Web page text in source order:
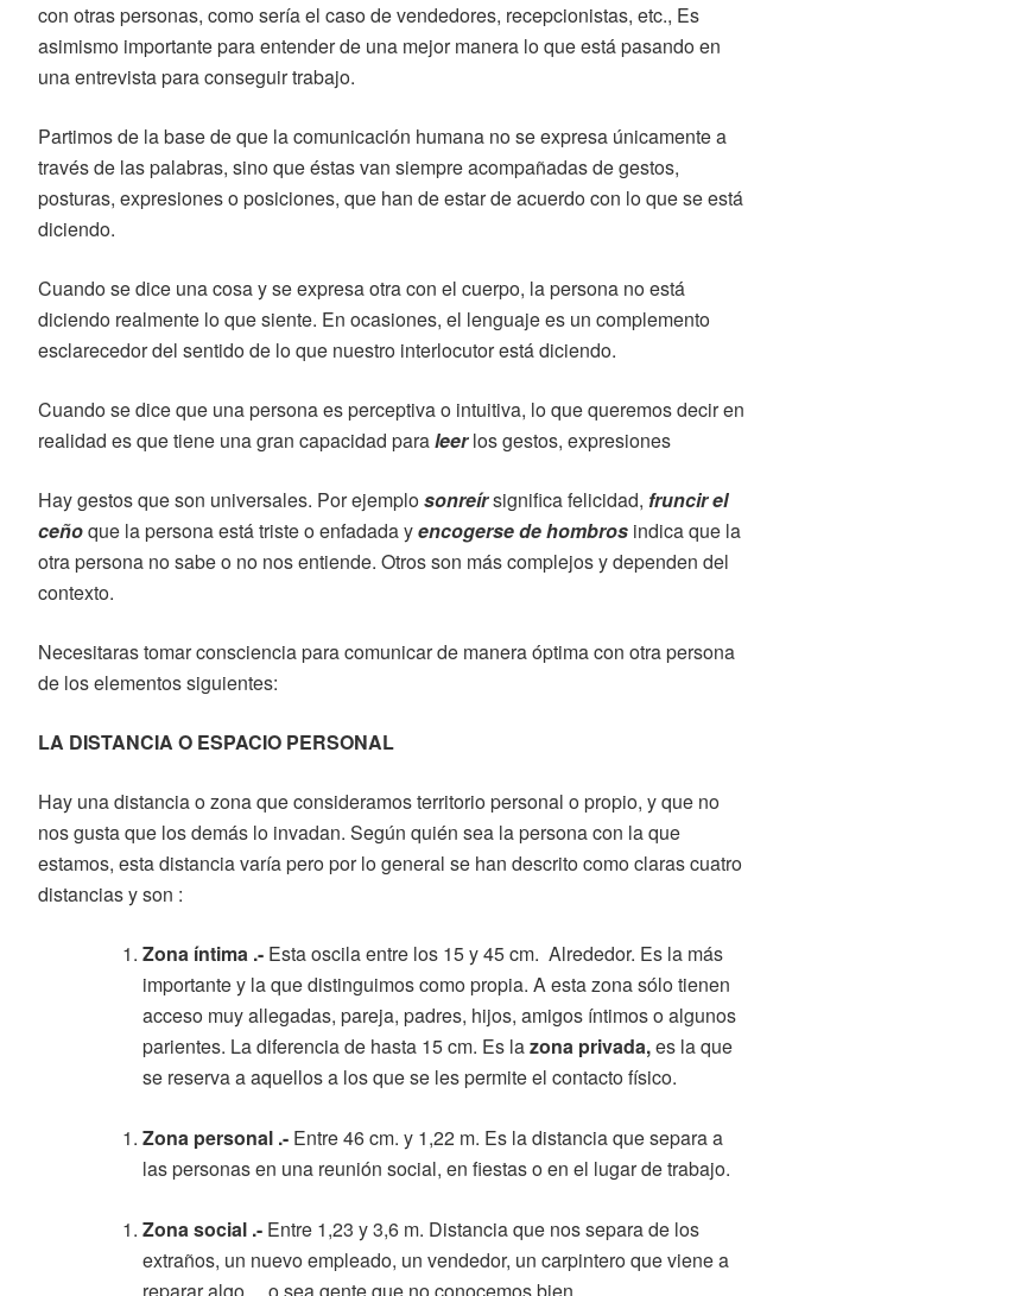
con otras personas, como sería el caso de vendedores, recepcionistas, etc., Es
asimismo importante para entender de una mejor manera lo que está pasando en
una entrevista para conseguir trabajo.
Partimos de la base de que la comunicación humana no se expresa únicamente a
través de las palabras, sino que éstas van siempre acompañadas de gestos,
posturas, expresiones o posiciones, que han de estar de acuerdo con lo que se está
diciendo.
Cuando se dice una cosa y se expresa otra con el cuerpo, la persona no está
diciendo realmente lo que siente. En ocasiones, el lenguaje es un complemento
esclarecedor del sentido de lo que nuestro interlocutor está diciendo.
Cuando se dice que una persona es perceptiva o intuitiva, lo que queremos decir en
realidad es que tiene una gran capacidad paraleerlos gestos, expresiones
Hay gestos que son universales. Por ejemplosonreírsignifica felicidad, fruncir el
ceñoque la persona está triste o enfadada yencogerse de hombros indica que la
otra persona no sabe o no nos entiende. Otros son más complejos y dependen del
contexto.
Necesitaras tomar consciencia para comunicar de manera óptima con otra persona
de los elementos siguientes:
LA DISTANCIA O ESPACIO PERSONAL
Hay una distancia o zona que consideramos territorio personal o propio, y que no
nos gusta que los demás lo invadan. Según quién sea la persona con la que
estamos, esta distancia varía pero por lo general se han descrito como claras cuatro
distancias y son :
Zona íntima .- Esta oscila entre los 15 y 45 cm. Alrededor. Es la más
importante y la que distinguimos como propia. A esta zona sólo tienen
acceso muy allegadas, pareja, padres, hijos, amigos íntimos o algunos
parientes. La diferencia de hasta 15 cm. Es lazona privada,es la que
se reserva a aquellos a los que se les permite el contacto físico.
Zona personal .- Entre 46 cm. y 1,22 m. Es la distancia que separa a
las personas en una reunión social, en fiestas o en el lugar de trabajo.
Zona social .- Entre 1,23 y 3,6 m. Distancia que nos separa de los
extraños, un nuevo empleado, un vendedor, un carpintero que viene a